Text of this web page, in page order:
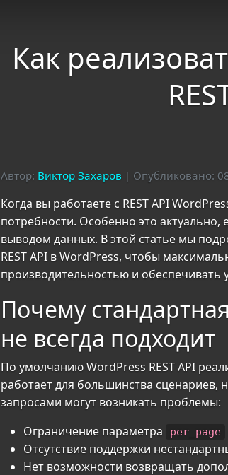
Как
Автор: Виктор Захаров | Опубликовано:
Когда вы работаете с REST API
потребности. Особенно это актуально,
выводом данных. В этой статье мы
REST API в WordPress, чтобы
производительностью и обеспечивать
Почему
не всегда подходит
По умолчанию WordPress REST API
работает для большинства
запросами могут возникать проблемы:
Ограничение параметра
per_page
Отсутствие поддержки
Нет возможности возвращать